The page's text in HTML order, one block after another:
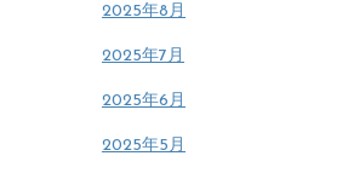
2025年8月
2025年7月
2025年6月
2025年5月